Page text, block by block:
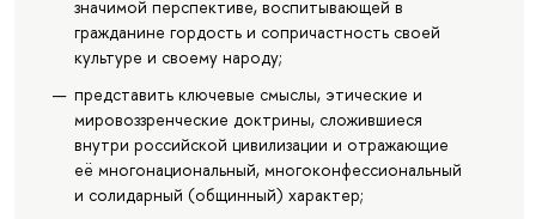
значимой перспективе, воспитывающей в
гражданине гордость и сопричастность своей
культуре и своему народу;
представить ключевые смыслы, этические и
мировоззренческие доктрины, сложившиеся
внутри российской цивилизации и отражающие
её многонациональный, многоконфессиональный
и солидарный (общинный) характер;